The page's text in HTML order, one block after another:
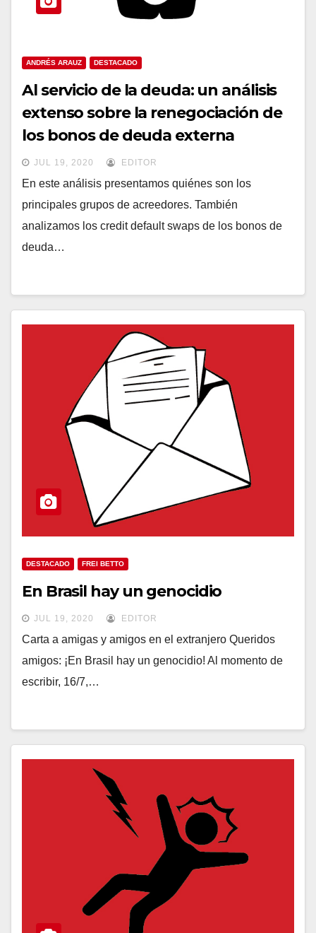
ANDRÉS ARAUZ DESTACADO
Al servicio de la deuda: un análisis
extenso sobre la renegociación de
los bonos de deuda externa
JUL 19, 2020 EDITOR
En este análisis presentamos quiénes son los
principales grupos de acreedores. También
analizamos los credit default swaps de los bonos de
deuda…
DESTACADO FREI BETTO
En Brasil hay un genocidio
JUL 19, 2020 EDITOR
Carta a amigas y amigos en el extranjero Queridos
amigos: ¡En Brasil hay un genocidio! Al momento de
escribir, 16/7,…